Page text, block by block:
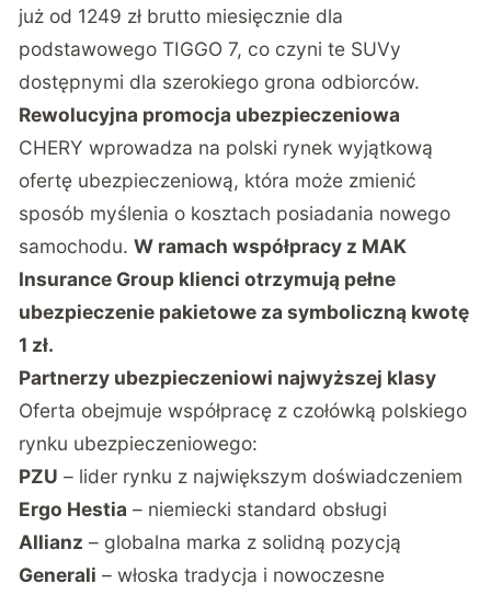
już od 1249 zł brutto miesięcznie dla
podstawowego TIGGO 7, co czyni te SUVy
dostępnymi dla szerokiego grona odbiorców.
Rewolucyjna promocja ubezpieczeniowa
CHERY wprowadza na polski rynek wyjątkową
ofertę ubezpieczeniową, która może zmienić
sposób myślenia o kosztach posiadania nowego
samochodu.W ramach współpracy z MAK
Insurance Group klienci otrzymują pełne
ubezpieczenie pakietowe za symboliczną kwotę
1 zł.
Partnerzy ubezpieczeniowi najwyższej klasy
Oferta obejmuje współpracę z czołówką polskiego
rynku ubezpieczeniowego:
PZU – lider rynku z największym doświadczeniem
Ergo Hestia – niemiecki standard obsługi
Allianz – globalna marka z solidną pozycją
Generali – włoska tradycja i nowoczesne